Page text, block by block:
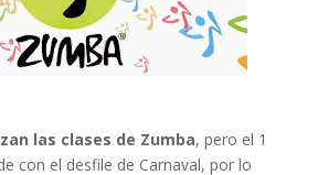
las clases de Zumba, pero el 1
con el desfile de Carnaval, por lo